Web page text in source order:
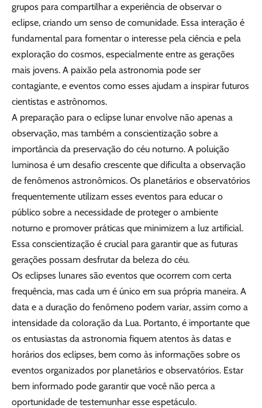
grupos para compartilhar a experiência de observar o
eclipse, criando um senso de comunidade. Essa interação é
fundamental para fomentar o interesse pela ciência e pela
exploração do cosmos, especialmente entre as gerações
mais jovens. A paixão pela astronomia pode ser
contagiante, e eventos como esses ajudam a inspirar futuros
cientistas e astrônomos.
A preparação para o eclipse lunar envolve não apenas a
observação, mas também a conscientização sobre a
importância da preservação do céu noturno. A poluição
luminosa é um desafio crescente que dificulta a observação
de fenômenos astronômicos. Os planetários e observatórios
frequentemente utilizam esses eventos para educar o
público sobre a necessidade de proteger o ambiente
noturno e promover práticas que minimizem a luz artificial.
Essa conscientização é crucial para garantir que as futuras
gerações possam desfrutar da beleza do céu.
Os eclipses lunares são eventos que ocorrem com certa
frequência, mas cada um é único em sua própria maneira. A
data e a duração do fenômeno podem variar, assim como a
intensidade da coloração da Lua. Portanto, é importante que
os entusiastas da astronomia fiquem atentos às datas e
horários dos eclipses, bem como às informações sobre os
eventos organizados por planetários e observatórios. Estar
bem informado pode garantir que você não perca a
oportunidade de testemunhar esse espetáculo.